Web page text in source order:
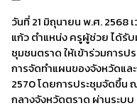
วันที่ 21 มิถุนายน พ.ศ. 2568
แก้ว ตำแหน่ง ครูผู้ช่วย ได้รั
ชุมชนตราด ให้เข้าร่วมการ
การจัดทำแผนของจังหวัดแ
2570 โดยการประชุมจัดขึ้น
กลางจังหวัดตราด ผ่านระบ